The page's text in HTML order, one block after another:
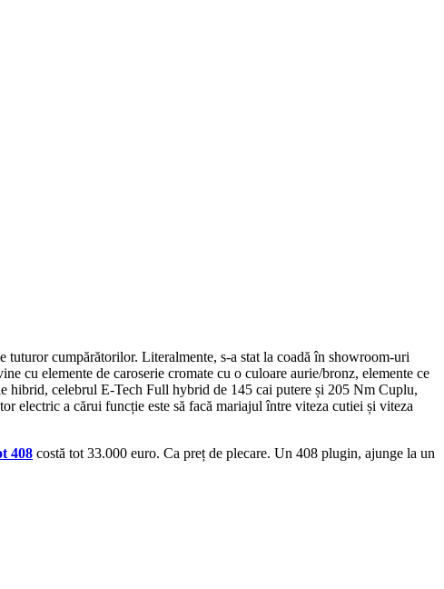
cumpărătorilor. Literalmente, s-a stat la coadă în showroom-uri
cu elemente de caroserie cromate cu o culoare aurie/bronz, elemente ce
hibrid, celebrul E-Tech Full hybrid de 145 cai putere și 205 Nm Cuplu,
electric a cărui funcție este să facă mariajul între viteza cutiei și viteza
408 costă tot 33.000 euro. Ca preț de plecare. Un 408 plugin, ajunge la un